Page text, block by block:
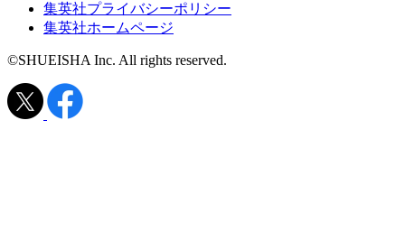
集英社プライバシーポリシー
集英社ホームページ
©SHUEISHA Inc. All rights reserved.